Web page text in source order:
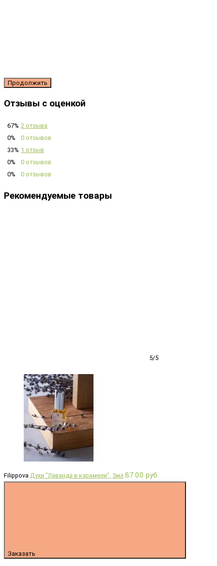
Продолжить
Отзывы с оценкой
67% 2 отзыва
0%
0 отзывов
33% 1 отзыв
0%
0 отзывов
0%
0 отзывов
Рекомендуемые товары
5/5
Filippova Духи "Лаванда в карамели", 5мл 87.00 руб.
Заказать